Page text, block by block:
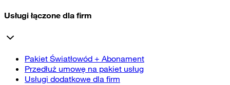
Usługi łączone dla firm
Pakiet Światłowód + Abonament
Przedłuż umowę na pakiet usług
Usługi dodatkowe dla firm